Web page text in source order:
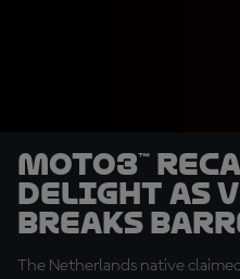
Moto3™
delight as
breaks
The Netherlands native